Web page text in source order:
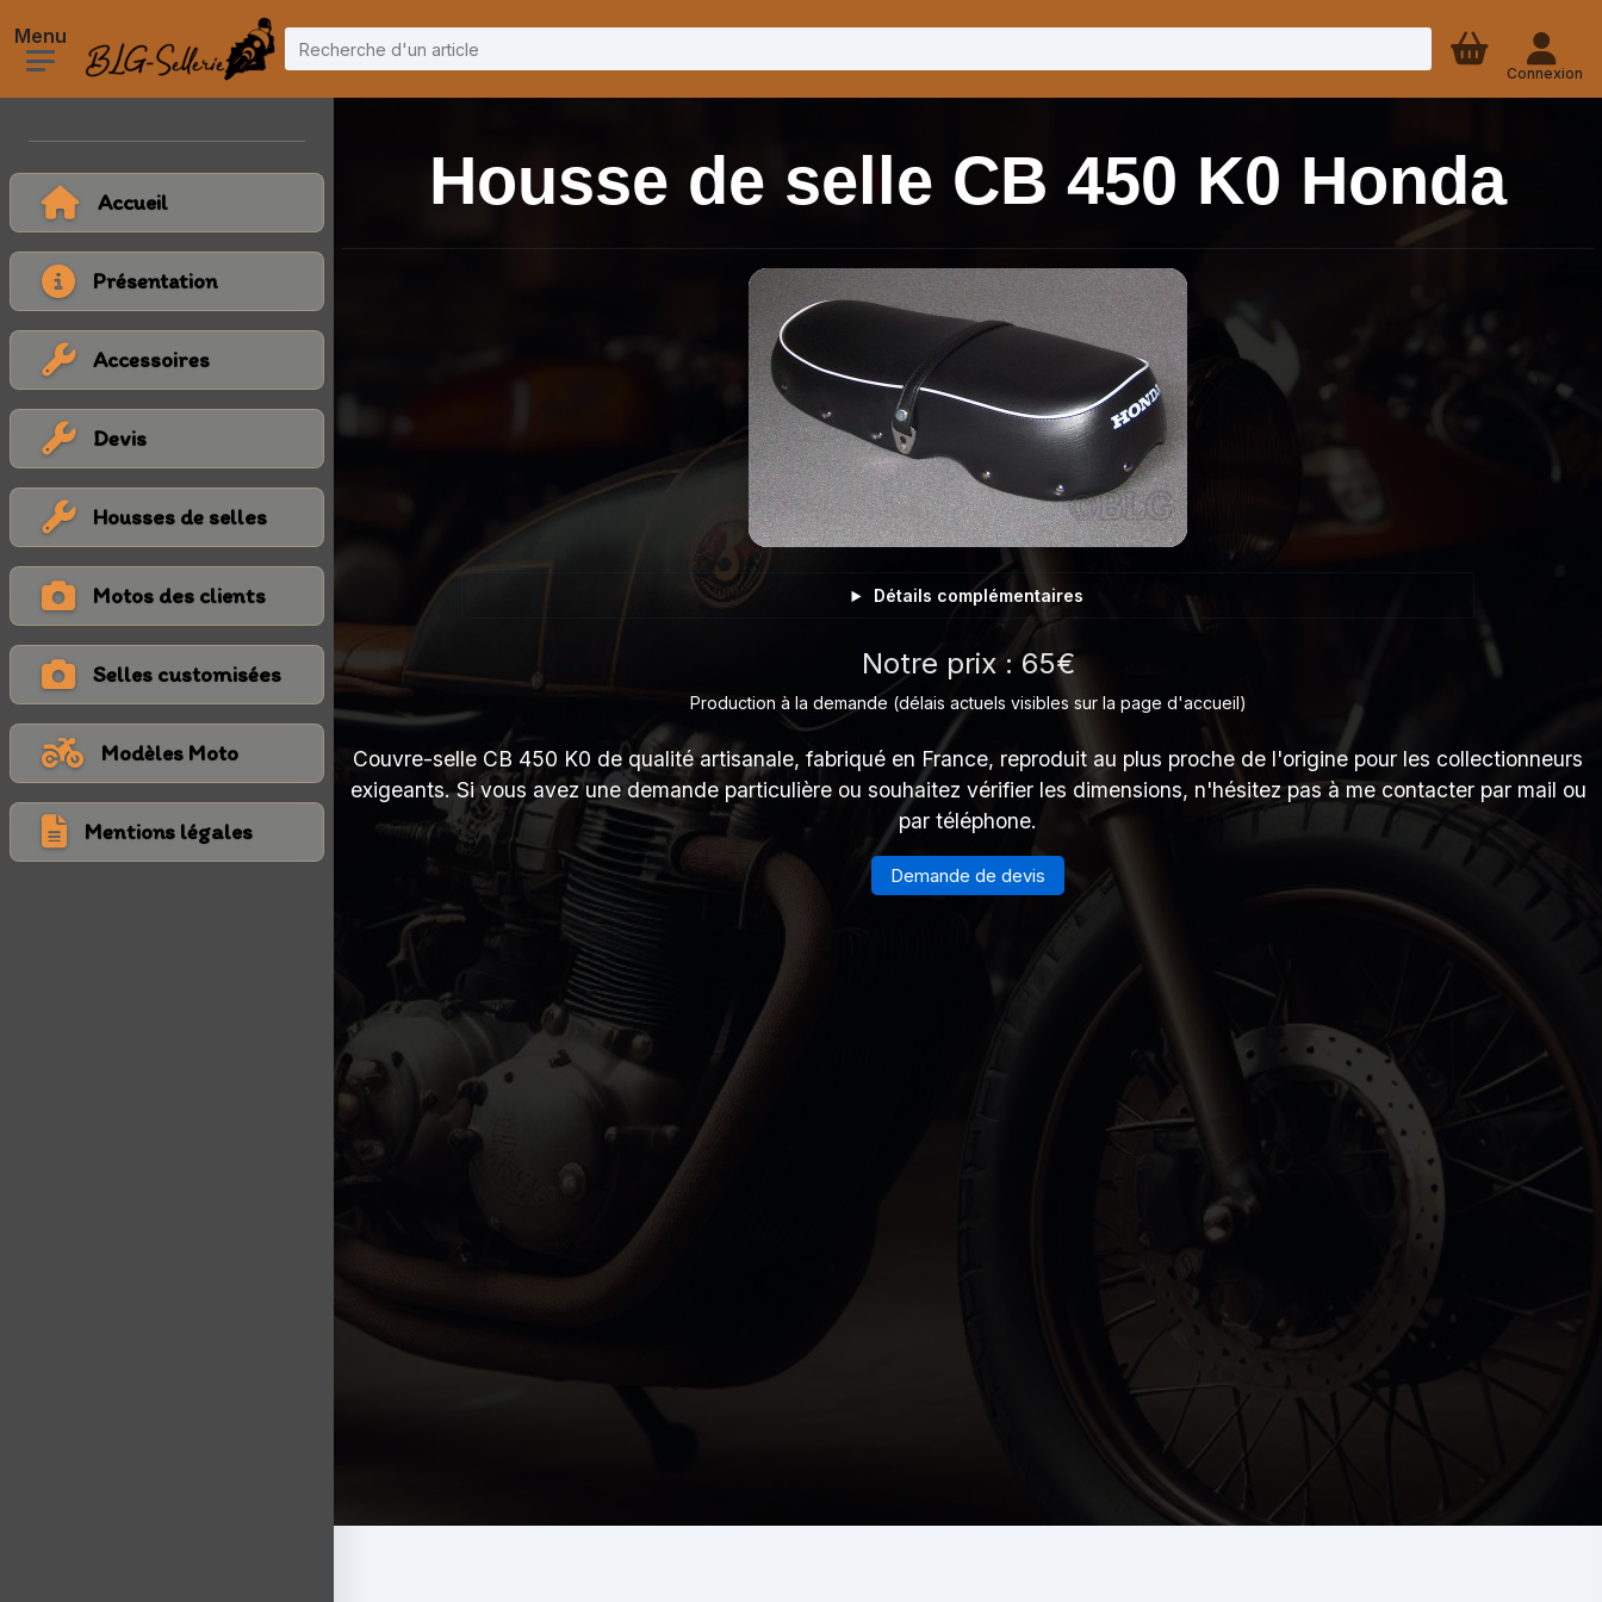
Accueil
Présentation
Accessoires
Devis
Housses de selles
Motos des clients
Selles customisées
Modèles Moto
Mentions légales
Connexion
Housse de selle CB 450 K0 Honda
Détails complémentaires
Notre prix : 65€
Production à la demande (délais actuels visibles sur la page d'accueil)
Couvre-selle CB 450 K0 de qualité artisanale, fabriqué en France, reproduit au plus proche de l'origine pour les collectionneurs
exigeants. Si vous avez une demande particulière ou souhaitez vérifier les dimensions, n'hésitez pas à me contacter par mail ou
par téléphone.
Demande de devis